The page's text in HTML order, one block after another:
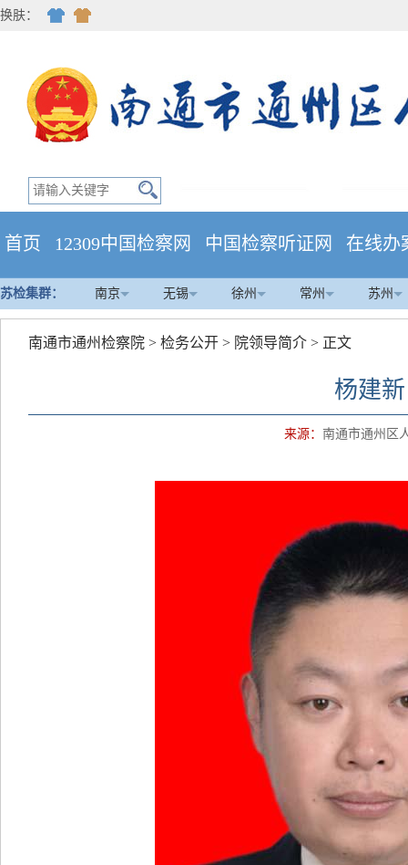
换肤：
首页 12309中国检察网 中国检察听证网 在线办
苏检集群： 南京 无锡 徐州 常州 苏州
南通市通州检察院 > 检务公开 > 院领导简介 > 正文
杨建新
来源： 南通市通州区